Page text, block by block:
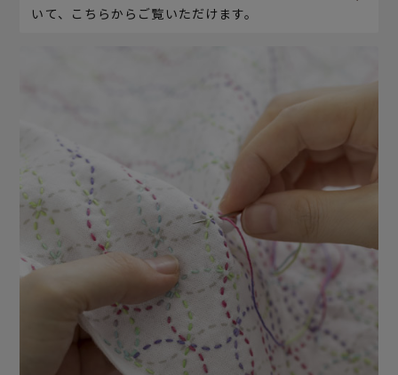
いて、こちらからご覧いただけます。